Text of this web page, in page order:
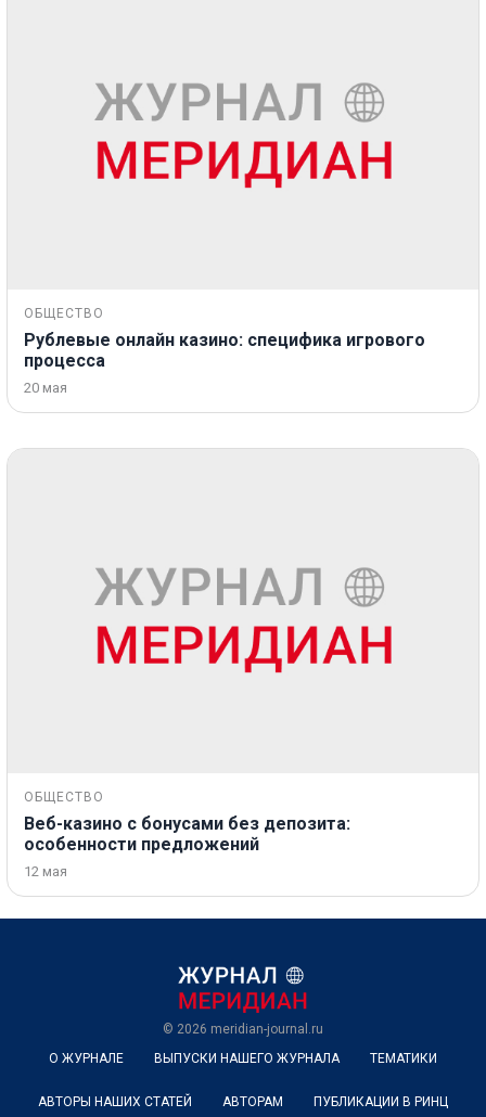
ОБЩЕСТВО
Рублевые онлайн казино: специфика игрового
процесса
20 мая
ОБЩЕСТВО
Веб-казино с бонусами без депозита:
особенности предложений
12 мая
© 2026 meridian-journal.ru
О ЖУРНАЛЕ
ВЫПУСКИ НАШЕГО ЖУРНАЛА ТЕМАТИКИ
АВТОРЫ НАШИХ СТАТЕЙ АВТОРАМ ПУБЛИКАЦИИ В РИНЦ